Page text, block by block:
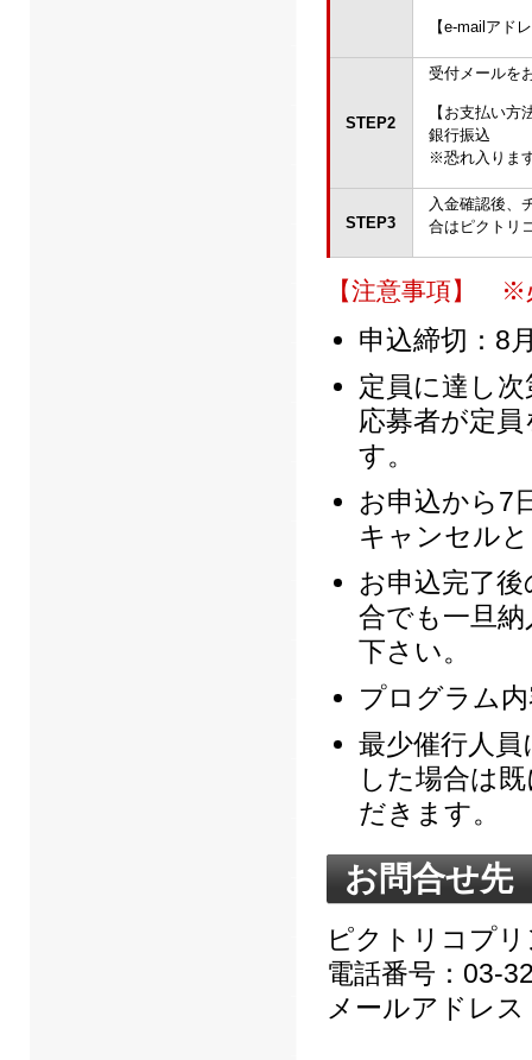
【e-mailアド
STEP2
受付メールを
【お支払い方
銀行振込
※恐れ入りま
STEP3
入金確認後、
合はピクトリ
【注意事項】 ※
申込締切：8
定員に達し
応募者が定
す。
お申込から7
キャンセル
お申込完了
合でも一旦
下さい。
プログラム
最少催行人
した場合は
だきます。
お問合せ先
ピクトリコプ
電話番号：03-
メールアドレ